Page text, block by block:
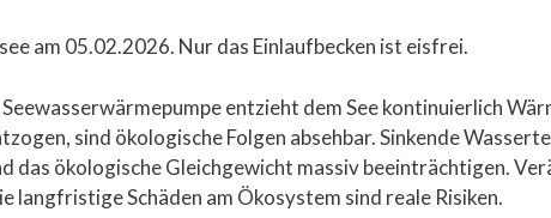
entzieht dem See kontinuierlich
sind ökologische Folgen absehbar. Sinkende
das ökologische Gleichgewicht massiv beeinträchtigen.
langfristige Schäden am Ökosystem sind reale Risiken.